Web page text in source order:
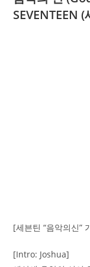
SEVENTEEN
[세븐틴 “음악의신”
[Intro: Joshua]